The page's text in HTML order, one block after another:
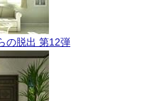
の脱出 第12弾